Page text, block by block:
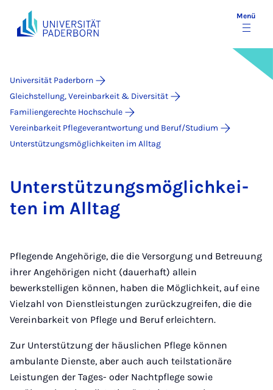
Menü
Universität Paderborn
Gleichstellung, Vereinbarkeit & Diversität
Familiengerechte Hochschule
Vereinbarkeit Pflegeverantwortung und Beruf/Studium
Unterstützungsmöglichkeiten im Alltag
Un­ter­stüt­zungs­mög­lich­kei­
ten im All­tag
Pflegende Angehörige, die die Versorgung und Betreuung
ihrer Angehörigen nicht (dauerhaft) allein
bewerkstelligen können, haben die Möglichkeit, auf eine
Vielzahl von Dienstleistungen zurückzugreifen, die die
Vereinbarkeit von Pflege und Beruf erleichtern.
Zur Unterstützung der häuslichen Pflege können
ambulante Dienste, aber auch auch teilstationäre
Leistungen der Tages- oder Nachtpflege sowie